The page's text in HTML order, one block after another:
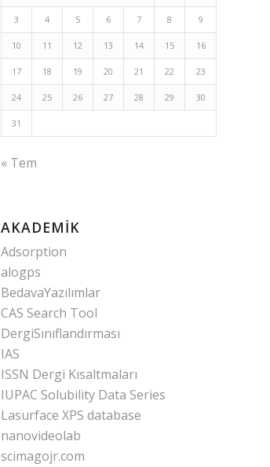
3 4 5 6 7 8 9
10 11 12 13 14 15 16
17 18 19 20 21 22 23
24 25 26 27 28 29 30
31
« Tem
AKADEMIK
Adsorption
alogps
BedavaYazılımlar
CAS Search Tool
DergiSınıflandırması
IAS
ISSN Dergi Kısaltmaları
IUPAC Solubility Data Series
Lasurface XPS database
nanovideolab
scimagojr.com